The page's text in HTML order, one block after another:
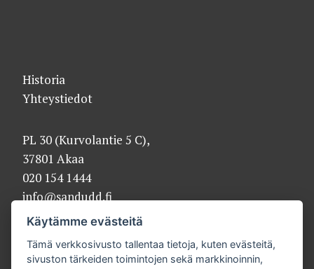
Historia
Yhteystiedot
PL 30 (Kurvolantie 5 C),
37801 Akaa
020 154 1444
info@sandudd.fi
Käytämme evästeitä
Tämä verkkosivusto tallentaa tietoja, kuten evästeitä,
sivuston tärkeiden toimintojen sekä markkinoinnin,